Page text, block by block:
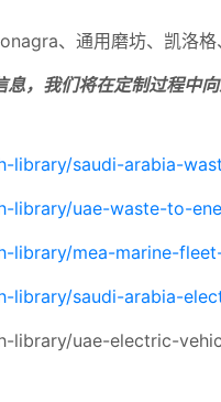
、通用磨坊、凯洛
，我们将在定制过程中向
library/saudi-arabia-
library/uae-waste-to-
library/mea-marine-
library/saudi-arabia-
library/uae-electric-